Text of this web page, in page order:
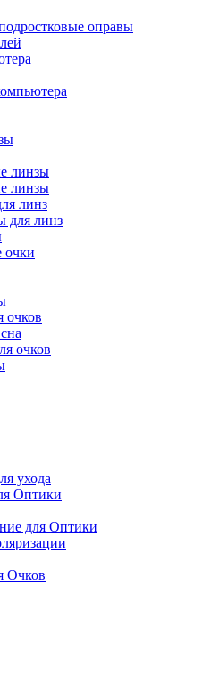
оправы
линзы
линзы
линз
для линз
очки
очков
очков
ухода
Оптики
для Оптики
Очков